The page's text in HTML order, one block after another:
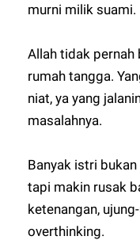
murni milik suami.
Allah tidak
rumah tangga.
niat, ya yang
masalahnya.
Banyak istri
tapi makin rusak
ketenangan,
overthinking.